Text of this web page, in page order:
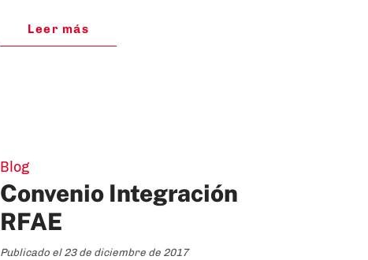
Leer más
Blog
Convenio Integración
RFAE
Publicado el 23 de diciembre de 2017